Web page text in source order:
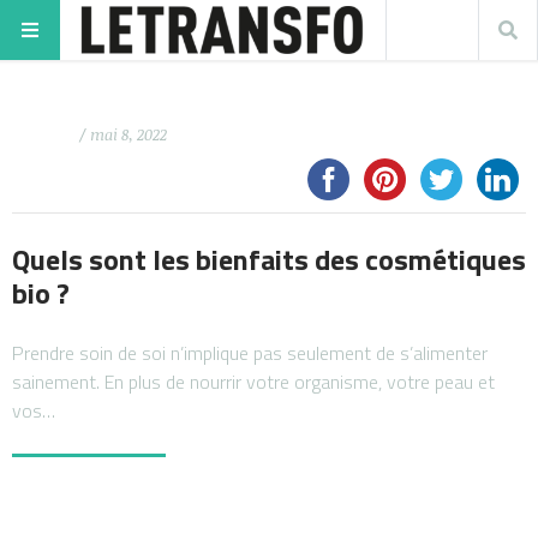
/ mai 8, 2022
Quels sont les bienfaits des cosmétiques
bio ?
Prendre soin de soi n’implique pas seulement de s’alimenter
sainement. En plus de nourrir votre organisme, votre peau et
vos…